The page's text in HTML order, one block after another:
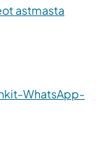
astmasta
WhatsApp-